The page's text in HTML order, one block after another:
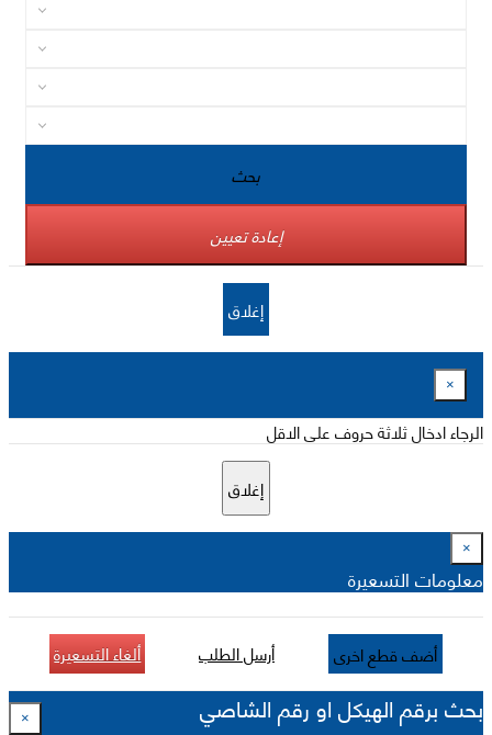
بحث
إعادة تعيين
إغلاق
×
الرجاء ادخال ثلاثة حروف على الاقل
إغلاق
×
معلومات التسعيرة
أضف قطع اخرى أرسل الطلب ألغاء التسعيرة
بحث برقم الهيكل او رقم الشاصي ×